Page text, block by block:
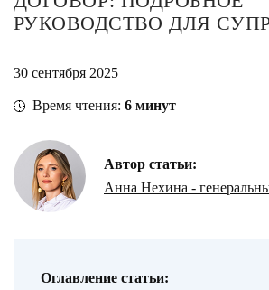
РУКОВОДСТВО ДЛЯ
30 сентября 2025
Время чтения: 6 минут
Автор статьи:
Анна Нехина -
Оглавление статьи: